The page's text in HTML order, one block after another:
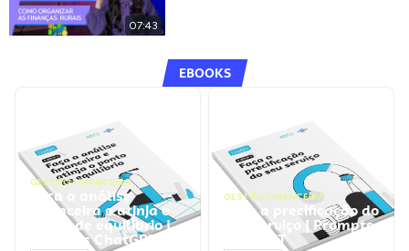
07:43
EBOOKS
GESTÃO FINANCEIRA
Faça a análise
financeira e atinja o
ponto de equilíbrio |
Prompts ChatGPT
GESTÃO FINANCEIRA
Faça a precificação do
seu serviço | Prompts
ChatGPT